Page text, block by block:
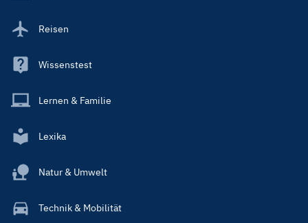
Reisen
Wissenstest
Lernen & Familie
Lexika
Natur & Umwelt
Technik & Mobilität